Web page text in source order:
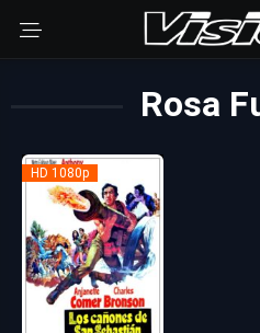
Rosa
HD 1080p